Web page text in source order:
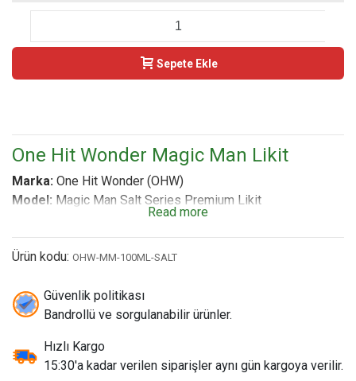
Sepete Ekle
One Hit Wonder Magic Man Likit
Marka: One Hit Wonder (OHW)
Model: Magic Man Salt Series Premium Likit
Eğlenceli Gurme Meyve – Üç Farklı Gizemli
Meyvenin Tatlı Karışımı ile Jelibon ve Gummy Bear (Ayıcık
Jelibon) Aroması
Chubby Gorilla Şişe
Nikotin Seçenekleri:3 mg / 6 mgSalt Nikotin
Devasa Buhar Performansı)
Öne Çıkan Özellik: Amerika (Los Angeles,California)
Read more
Ürün kodu: OHW-MM-100ML-SALT
Güvenlik politikası
Bandrollü ve sorgulanabilir ürünler.
Hızlı Kargo
15:30'a kadar verilen siparişler aynı gün kargoya verilir.